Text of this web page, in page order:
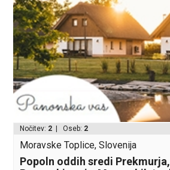
Nočitev: 2 | Oseb: 2
Moravske Toplice, Slovenija
Popoln oddih sredi